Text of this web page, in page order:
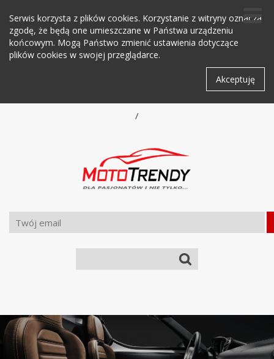
Serwis korzysta z plików cookies. Korzystanie z witryny oznacza
zgodę, że będą one umieszczane w Państwa urządzeniu
końcowym. Mogą Państwo zmienić ustawienia dotyczące
plików cookies w swojej przeglądarce.
Akceptuję
/